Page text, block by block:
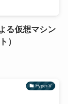
る仮想マシン
）
Hyper-V